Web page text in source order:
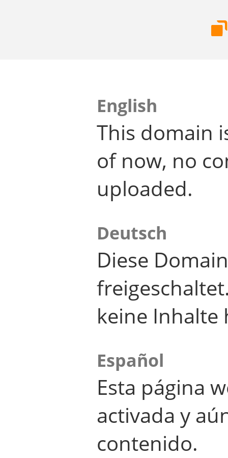
English
This domain
of now, no
uploaded.
Deutsch
Diese
keine Inhalte
Español
Esta página
activada y
contenido.